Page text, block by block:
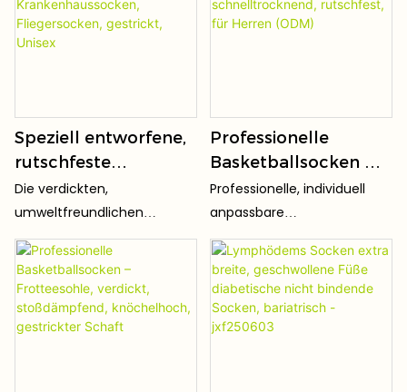
Speziell entworfene,
rutschfeste
Fliegersocken,
rutschfeste
Krankenhaussocken,
Fliegersocken,
gestrickt, Unisex
Die verdickten,
umweltfreundlichen
Silikonnoppen auf der
gesamten Sohle verteilen
sich gleichmäßig auf
Belastungszonen und
erhöhen die Rutschfestigkeit
Professionelle
Basketballsocken mit
individuellem Logo,
gestrickt,
schnelltrocknend,
rutschfest, für Herren
(ODM)
Professionelle, individuell
anpassbare
Basketballsocken, speziell
entwickelt für intensive
Basketballsportarten. Das
verlängerte, hohe Design
umschließt Knöchel und